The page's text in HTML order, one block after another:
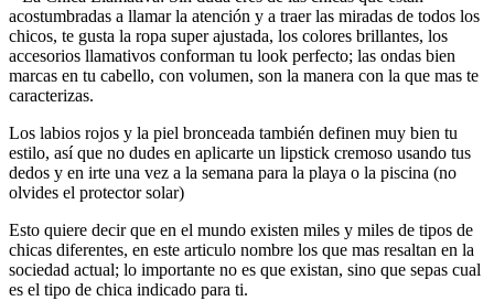
acostumbradas a llamar la atención y a traer las miradas de todos los
chicos, te gusta la ropa super ajustada, los colores brillantes, los
accesorios llamativos conforman tu look perfecto; las ondas bien
marcas en tu cabello, con volumen, son la manera con la que mas te
caracterizas.
Los labios rojos y la piel bronceada también definen muy bien tu
estilo, así que no dudes en aplicarte un lipstick cremoso usando tus
dedos y en irte una vez a la semana para la playa o la piscina (no
olvides el protector solar)
Esto quiere decir que en el mundo existen miles y miles de tipos de
chicas diferentes, en este articulo nombre los que mas resaltan en la
sociedad actual; lo importante no es que existan, sino que sepas cual
es el tipo de chica indicado para ti.